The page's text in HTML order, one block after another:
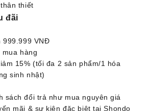
thiết
đãi
999.999 VNĐ
hàng
15% (tối đa 2 sản phẩm/1 hóa
sinh nhật)
sách đổi trả như mua nguyên giá
mãi & sự kiện đặc biệt tại Shondo